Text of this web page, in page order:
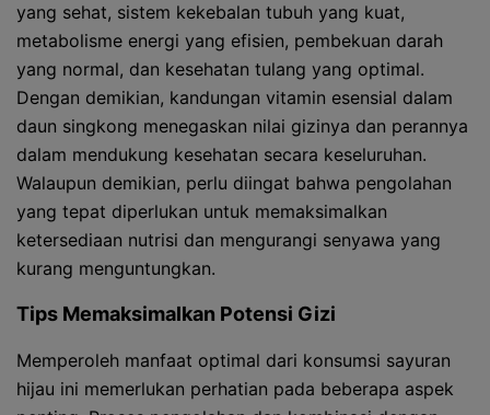
yang sehat, sistem kekebalan tubuh yang kuat,
metabolisme energi yang efisien, pembekuan darah
yang normal, dan kesehatan tulang yang optimal.
Dengan demikian, kandungan vitamin esensial dalam
daun singkong menegaskan nilai gizinya dan perannya
dalam mendukung kesehatan secara keseluruhan.
Walaupun demikian, perlu diingat bahwa pengolahan
yang tepat diperlukan untuk memaksimalkan
ketersediaan nutrisi dan mengurangi senyawa yang
kurang menguntungkan.
Tips Memaksimalkan Potensi Gizi
Memperoleh manfaat optimal dari konsumsi sayuran
hijau ini memerlukan perhatian pada beberapa aspek